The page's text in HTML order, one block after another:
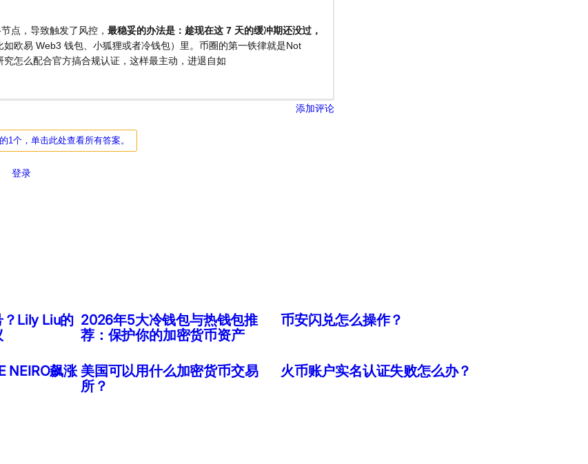
点，导致触发了风控， 最稳妥的办法是：趁现在这 7 天的缓冲期还没过，
欧易 Web3 钱包、小狐狸或者冷钱包）里。币圈的第一铁律就是Not
怎么配合官方搞合规认证，这样最主动，进退自如
添加评论
1个，单击此处查看所有答案。
登录
Lily Liu的 2026年5大冷钱包与热钱包推
荐：保护你的加密货币资产
币安闪兑怎么操作？
NEIRO飙涨 美国可以用什么加密货币交易
所？
火币账户实名认证失败怎么办？